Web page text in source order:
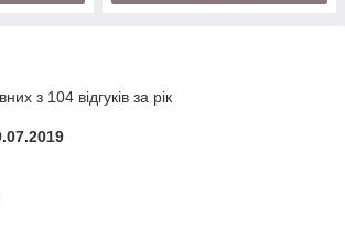
з 104 відгуків за рік